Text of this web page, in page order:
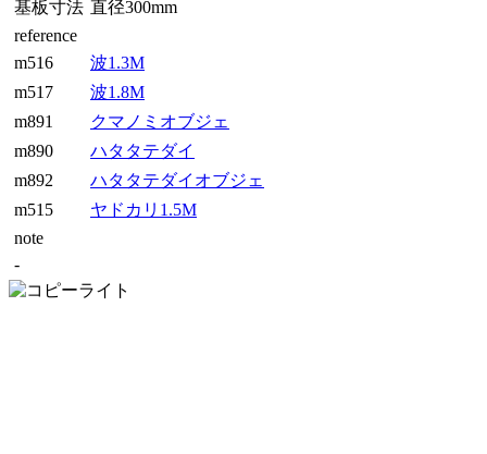
基板寸法 直径300mm
reference
m516
波1.3M
m517
波1.8M
m891
クマノミオブジェ
m890
ハタタテダイ
m892
ハタタテダイオブジェ
m515
ヤドカリ1.5M
note
-